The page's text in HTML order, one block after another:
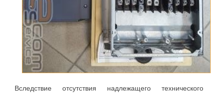
Вследствие отсутствия надлежащего технического